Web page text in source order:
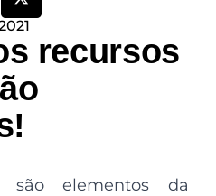
recursos
são elementos da